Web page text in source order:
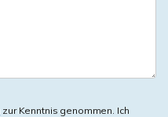
zur Kenntnis genommen. Ich